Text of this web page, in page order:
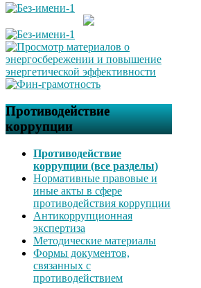
Противодействие
коррупции
Противодействие
коррупции (все разделы)
Нормативные правовые и
иные акты в сфере
противодействия коррупции
Антикоррупционная
экспертиза
Методические материалы
Формы документов,
связанных с
противодействием